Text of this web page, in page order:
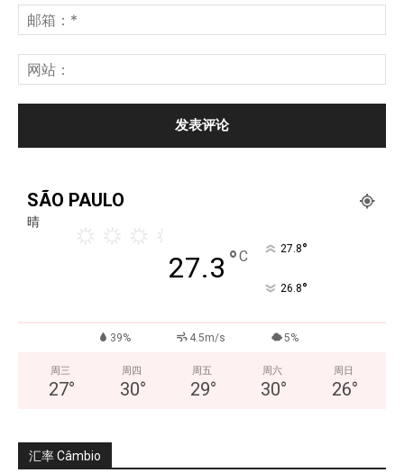
SÃO PAULO
晴
27.3 °C 27.8°
26.8°
39% 4.5m/s 5%
周三
27°
周四
30°
周五
29°
周六
30°
周日
26°
汇率 Câmbio